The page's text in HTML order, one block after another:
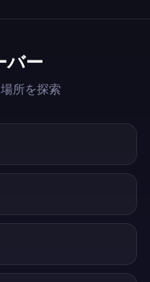
バー
所を探索